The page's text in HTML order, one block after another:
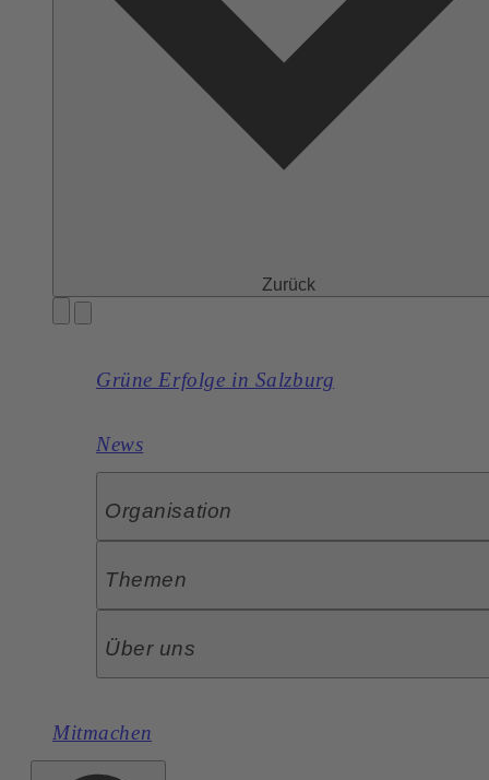
Zurück
Grüne Erfolge in Salzburg
News
Organisation
Themen
Über uns
Mitmachen